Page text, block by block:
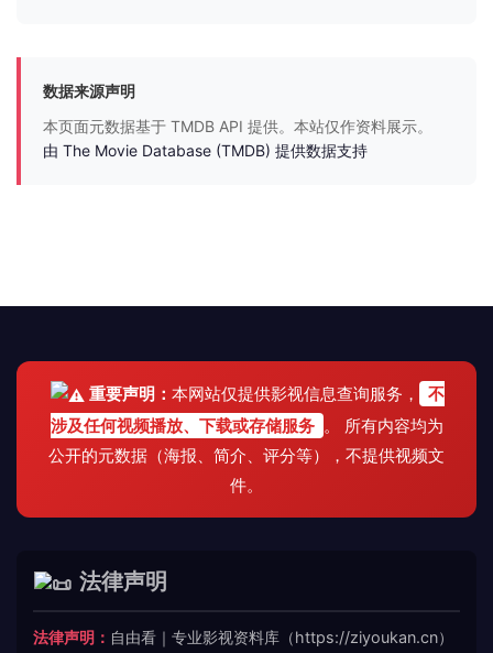
数据来源声明
本页面元数据基于 TMDB API 提供。本站仅作资料展示。
由 The Movie Database (TMDB) 提供数据支持
重要声明： 本网站仅提供影视信息查询服务，
不
涉及任何视频播放、下载或存储服务 。 所有内容均为
公开的元数据（海报、简介、评分等），不提供视频文
件。
法律声明
法律声明： 自由看｜专业影视资料库（https://ziyoukan.cn）